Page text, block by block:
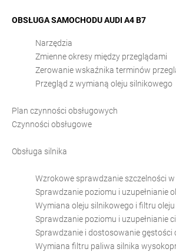
OBSŁUGA SAMOCHODU AUDI A4 B7
Narzędzia
Zmienne okresy między przeglądami
Zerowanie wskaźnika terminów
Przegląd z wymianą oleju silnikowego
Plan czynności obsługowych
Czynności obsługowe
Obsługa silnika
Wzrokowe sprawdzanie szczelności
Sprawdzanie poziomu i uzupełnianie
Wymiana oleju silnikowego i filtru oleju
Sprawdzanie poziomu i uzupełnianie
Sprawdzanie i dostosowanie gęstości
Wymiana filtru paliwa silnika